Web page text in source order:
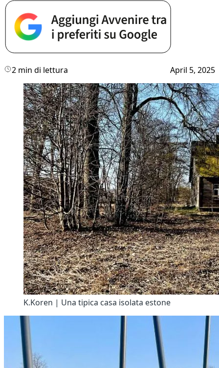
2 min di lettura April 5, 2025
K.Koren | Una tipica casa isolata estone